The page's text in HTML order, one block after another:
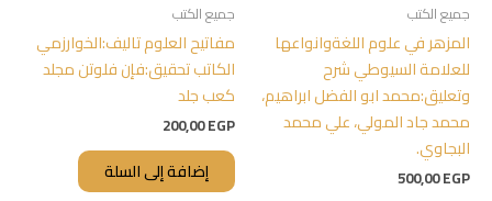
جميع الكتب
المزهر في علوم اللغةوانواعها
للعلامة السيوطي شرح
وتعليق:محمد ابو الفضل ابراهيم،
محمد جاد المولي، علي محمد
البجاوي.
500,00EGP
جميع الكتب
مفاتيح العلوم تاليف:الخوارزمي
الكاتب تحقيق:فإن فلوتن مجلد
كعب جلد
200,00EGP
إضافة إلى السلة